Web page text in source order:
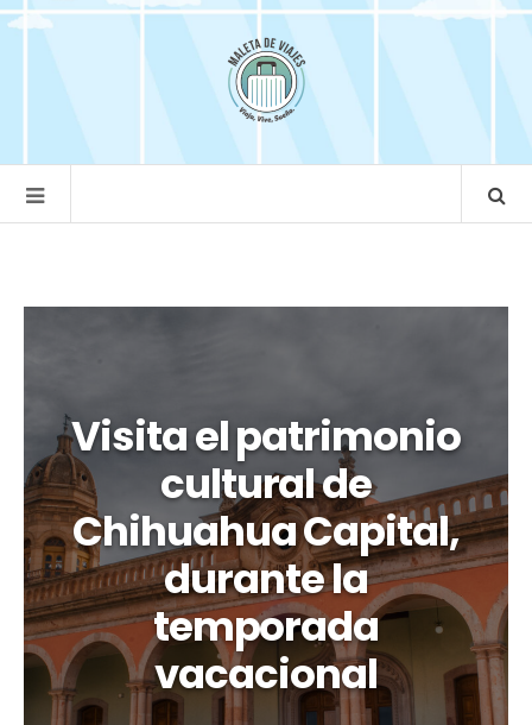
Visita el patrimonio
cultural de
Chihuahua Capital,
durante la
temporada
vacacional